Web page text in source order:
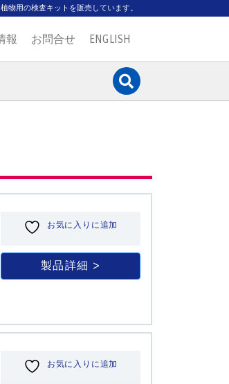
物用の検査キットを販売しています。
報 お問合せ ENGLISH
お気に入りに追加
製品詳細
お気に入りに追加